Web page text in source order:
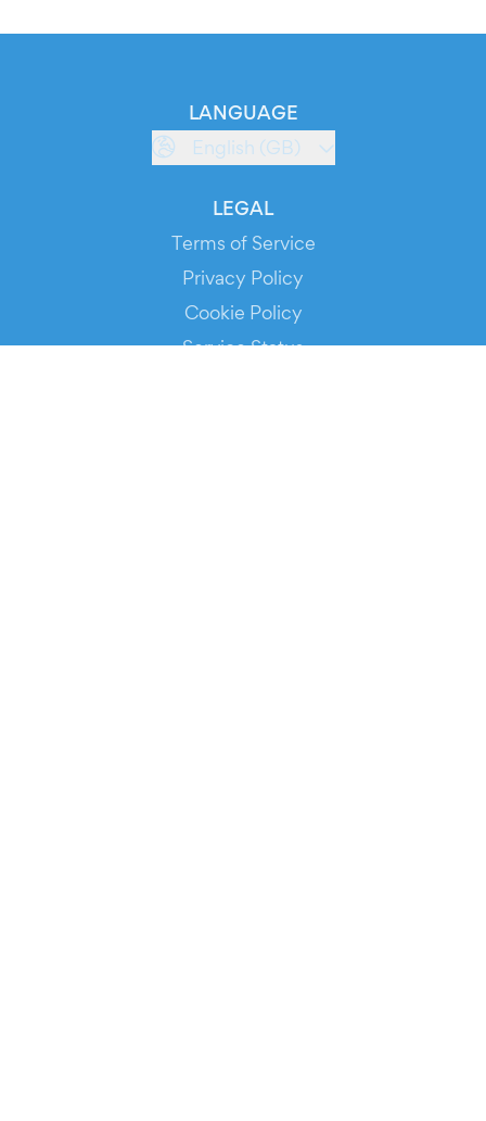
LANGUAGE
English (GB)
LEGAL
Terms of Service
Privacy Policy
Cookie Policy
Service Status